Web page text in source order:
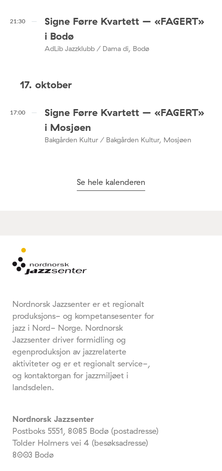
21:30
Signe Førre Kvartett – «FAGERT»
i Bodø
AdLib Jazzklubb / Dama di, Bodø
17. oktober
17:00
Signe Førre Kvartett – «FAGERT»
i Mosjøen
Bakgården Kultur / Bakgården Kultur, Mosjøen
Se hele kalenderen
Nordnorsk Jazzsenter er et regionalt
produksjons- og kompetansesenter for
jazz i Nord- Norge. Nordnorsk
Jazzsenter driver formidling og
egenproduksjon av jazzrelaterte
aktiviteter og er et regionalt service-,
og kontaktorgan for jazzmiljøet i
landsdelen.
Nordnorsk Jazzsenter
Postboks 5551, 8085 Bodø (postadresse)
Tolder Holmers vei 4 (besøksadresse)
8003 Bodø